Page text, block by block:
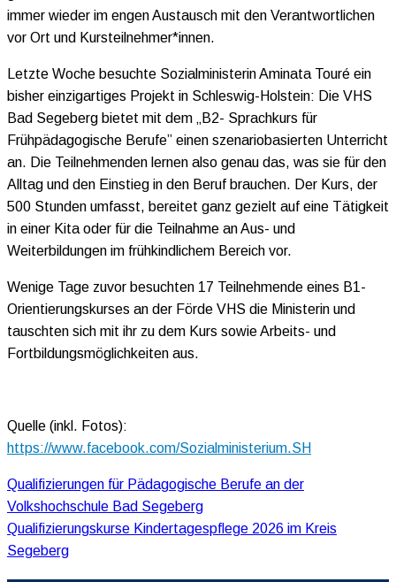
immer wieder im engen Austausch mit den Verantwortlichen
vor Ort und Kursteilnehmer*innen.
Letzte Woche besuchte Sozialministerin Aminata Touré ein
bisher einzigartiges Projekt in Schleswig-Holstein: Die VHS
Bad Segeberg bietet mit dem „B2- Sprachkurs für
Frühpädagogische Berufe” einen szenariobasierten Unterricht
an. Die Teilnehmenden lernen also genau das, was sie für den
Alltag und den Einstieg in den Beruf brauchen. Der Kurs, der
500 Stunden umfasst, bereitet ganz gezielt auf eine Tätigkeit
in einer Kita oder für die Teilnahme an Aus- und
Weiterbildungen im frühkindlichem Bereich vor.
Wenige Tage zuvor besuchten 17 Teilnehmende eines B1-
Orientierungskurses an der Förde VHS die Ministerin und
tauschten sich mit ihr zu dem Kurs sowie Arbeits- und
Fortbildungsmöglichkeiten aus.
Quelle (inkl. Fotos):
https://www.facebook.com/Sozialministerium.SH
Beitragsnavigation
Qualifizierungen für Pädagogische Berufe an der
Volkshochschule Bad Segeberg
Qualifizierungskurse Kindertagespflege 2026 im Kreis
Segeberg